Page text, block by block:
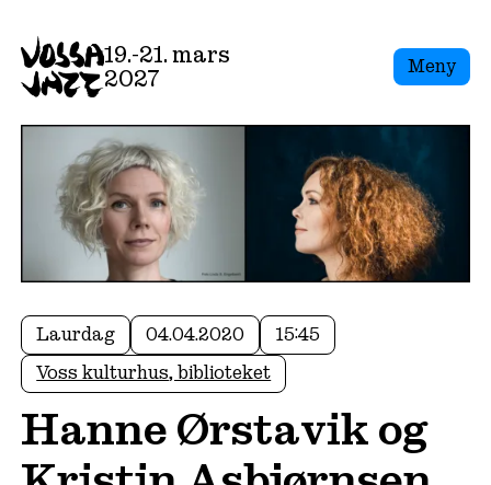
19.-21. mars
2027
Meny
Laurdag 04.04.2020
15:45
Voss kulturhus, biblioteket
Hanne Ørstavik og